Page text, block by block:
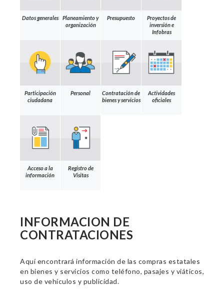
Datos generales
Planeamiento y
organización
Presupuesto
Proyectos de
inversión e
Infobras
Participación
ciudadana
Personal
Contratación de
bienes y servicios
Actividades
oficiales
Acceso a la
información
Registro de
Visitas
INFORMACION DE
CONTRATACIONES
Aquí encontrará información de las compras estatales
en bienes y servicios como teléfono, pasajes y viáticos,
uso de vehículos y publicidad.